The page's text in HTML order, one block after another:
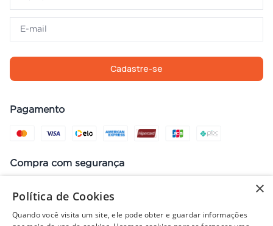
Cadastre-se
Pagamento
Compra com segurança
Preços, promoções, condições de pagamento e frete válidos apenas
×
Política de Cookies
Quando você visita um site, ele pode obter e guardar informações